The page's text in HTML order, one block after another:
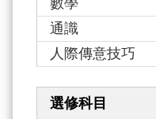
通識
人際傳意技巧
選修科目